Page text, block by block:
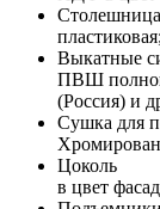
Столешница
Выкатные
ПВШ
(Россия) и
Сушка для
Цоколь
в цвет